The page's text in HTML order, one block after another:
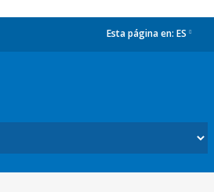
Esta página en: ES